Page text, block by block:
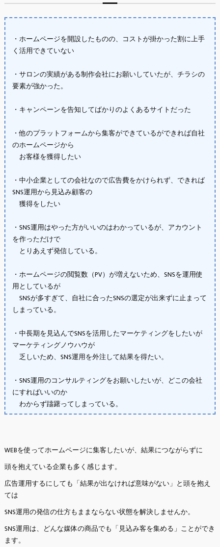
・ホームページを開設したものの、コストが掛かった割に上手
く活用できていない
・サロンの実績がある制作会社にお願いしていたが、チラシの
要素が強かった。
・キャンペーンを告知してばかりのよくあるサイトだった
・他のプラットフォームから集客ができているができれば自社
のホームページから
お客様を獲得したい
・中小企業としての会社なので広告費をかけられず、できれば
SNS運用から見込み顧客の
獲得をしたい
・SNS運用はやった方がいいのはわかっているが、アカウント
を作っただけで
とりあえず発信している。
・ホームページの閲覧数（PV）が増えないため、SNSを運用使
用としているが
SNSが多すぎて、自社に合ったSNSの選定が出来ずに止まって
しまっている。
・中長期を見込んでSNSを活用したマーケティングをしたいが
マーケティングノウハウが
乏しいため、SNS運用を外注して結果を得たい。
・SNS運用のコンサルティングをお願いしたいが、どこの会社
にすればいいのか
わからず躊躇ってしまっている。
WEBを使ってホームページに集客したいが、結果につながらずに
頭を抱えている企業も多く感じます。
広告運用するにしても「結果が出なければ意味がない」と頭を抱え
ては
SNS運用の発信の仕方もままならない状態を解決しませんか。
SNS運用は、どんな媒体の商品でも「見込み客を集める」ことができ
ます。